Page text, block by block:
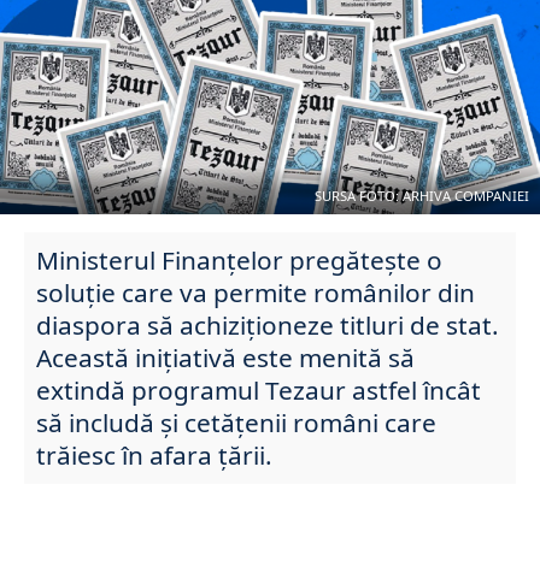
SURSA FOTO: ARHIVA COMPANIEI
Ministerul Finanțelor pregătește o
soluție care va permite românilor din
diaspora să achiziționeze titluri de stat.
Această inițiativă este menită să
extindă programul Tezaur astfel încât
să includă și cetățenii români care
trăiesc în afara țării.